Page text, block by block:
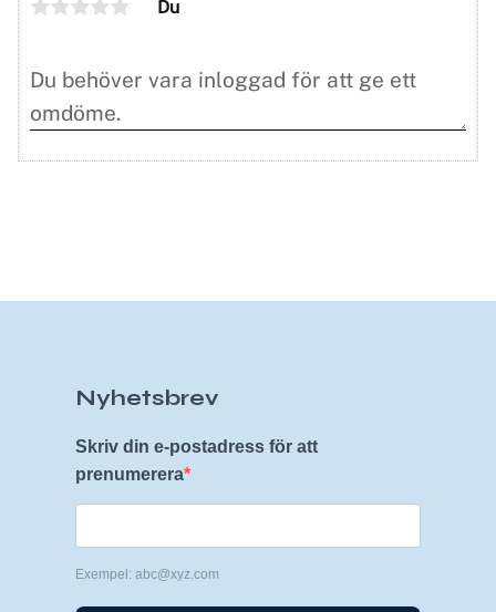
Du
Nyhetsbrev
Skriv din e-postadress för att
prenumerera
Exempel: abc@xyz.com